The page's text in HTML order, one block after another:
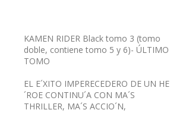
KAMEN RIDER Black tomo 3 (tomo
doble, contiene tomo 5 y 6)- ÚLTIMO
TOMO
EL E´XITO IMPERECEDERO DE UN HE
´ROE CONTINU´A CON MA´S
THRILLER, MA´S ACCIO´N,